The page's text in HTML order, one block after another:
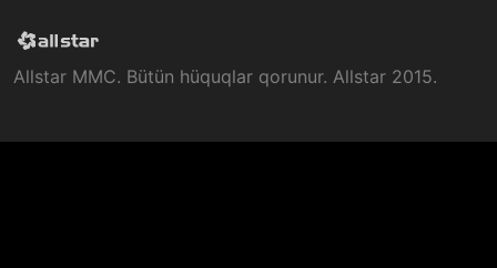
Allstar MMC. Bütün hüquqlar qorunur. Allstar 2015.